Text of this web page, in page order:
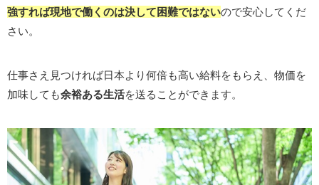
強すれば現地で働くのは決して困難ではないので安心してくだ
さい。
仕事さえ見つければ日本より何倍も高い給料をもらえ、物価を
加味しても余裕ある生活を送ることができます。